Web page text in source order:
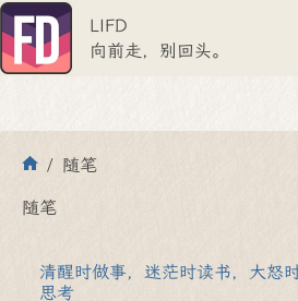
跳
至
内
容
LIFD
向前走，别回头。
页
/ 随笔
随笔
清醒时做事，迷茫时读书，大怒
思考